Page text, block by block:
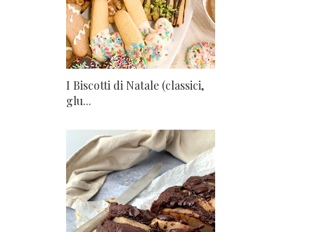
I Biscotti di Natale (classici,
glu...